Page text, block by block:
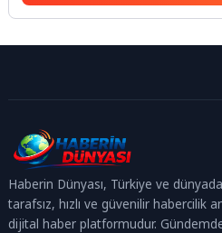
Haberin Dünyası, Türkiye ve
tarafsız, hızlı ve güvenilir habercilik
dijital haber platformudur.